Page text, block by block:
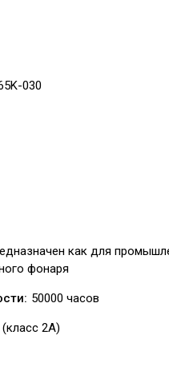
030
как для
фонаря
50000 часов
2А)